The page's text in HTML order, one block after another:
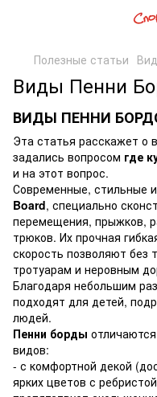
Полезные статьи
Виды Пенни
ВИДЫ ПЕННИ
Эта статья расскажет о
задались вопросом где
и на этот вопрос.
Современные, стильные
Board, специально
перемещения, прыжков,
трюков. Их прочная
скорость позволяют без
тротуарам и неровным
Благодаря небольшим
подходят для детей,
людей.
Пенни борды
видов:
- с комфортной декой
ярких цветов с